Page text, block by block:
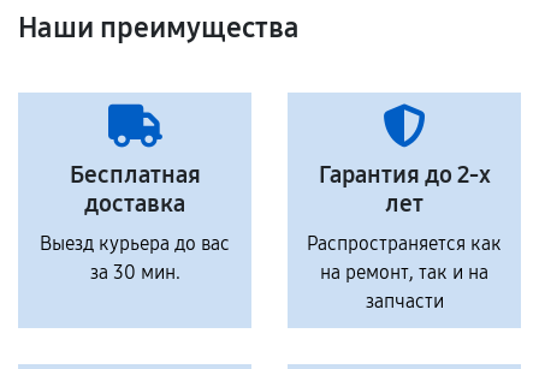
Наши преимущества
Бесплатная
доставка
Выезд курьера до вас
за 30 мин.
Гарантия до 2-х
лет
Распространяется как
на ремонт, так и на
запчасти